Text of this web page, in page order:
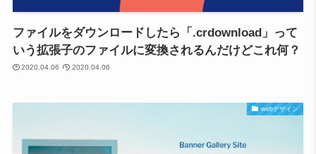
ファイルをダウンロードしたら「.crdownload」って
いう拡張子のファイルに変換されるんだけどこれ何？
2020.04.06 2020.04.06
webデザイン